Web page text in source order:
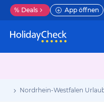
% Deals App öffnen
Nordrhein-Westfalen